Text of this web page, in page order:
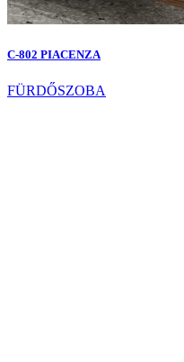
C-802 PIACENZA
FÜRDŐSZOBA